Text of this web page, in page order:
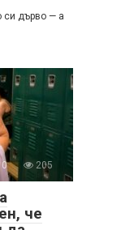
си дърво — а
0 205
че